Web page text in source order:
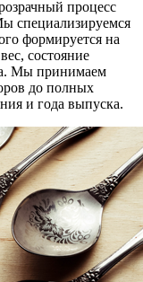
процесс
специализируемся
формируется на
состояние
Мы принимаем
до полных
и года выпуска.